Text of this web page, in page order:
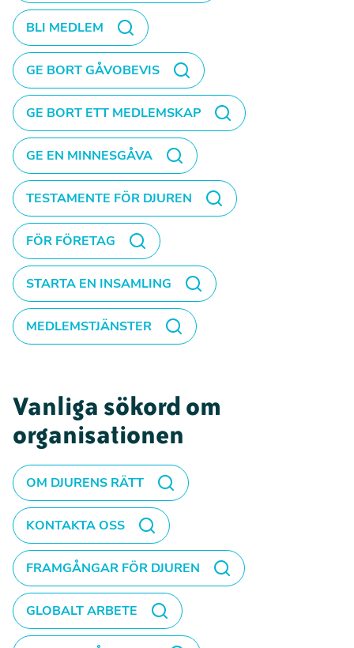
BLI MEDLEM
GE BORT GÅVOBEVIS
GE BORT ETT MEDLEMSKAP
GE EN MINNESGÅVA
TESTAMENTE FÖR DJUREN
FÖR FÖRETAG
STARTA EN INSAMLING
MEDLEMSTJÄNSTER
Vanliga sökord om
organisationen
OM DJURENS RÄTT
KONTAKTA OSS
FRAMGÅNGAR FÖR DJUREN
GLOBALT ARBETE